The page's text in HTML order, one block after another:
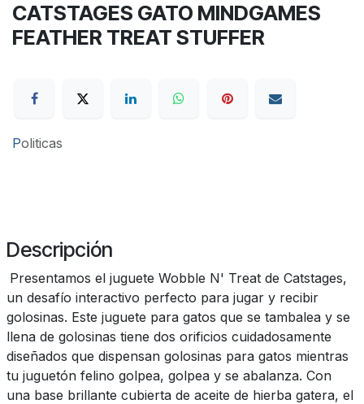
CATSTAGES GATO MINDGAMES
FEATHER TREAT STUFFER
Politicas
Descripción
Presentamos el juguete Wobble N' Treat de Catstages,
un desafío interactivo perfecto para jugar y recibir
golosinas. Este juguete para gatos que se tambalea y se
llena de golosinas tiene dos orificios cuidadosamente
diseñados que dispensan golosinas para gatos mientras
tu juguetón felino golpea, golpea y se abalanza. Con
una base brillante cubierta de aceite de hierba gatera, el